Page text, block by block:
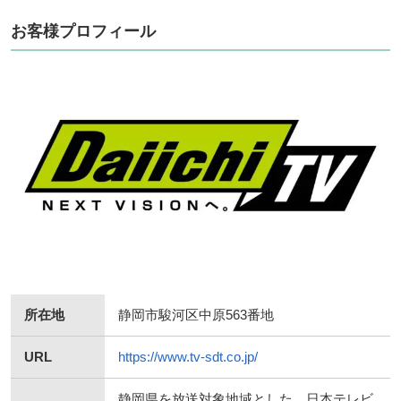
お客様プロフィール
所在地 静岡市駿河区中原563番地
URL https://www.tv-sdt.co.jp/